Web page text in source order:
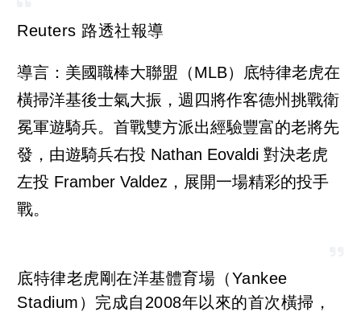
Reuters 路透社報導
導言：美國職棒大聯盟（MLB）底特律老虎在
橫掃洋基後士氣大振，週四將作客德州挑戰衛
冕軍遊騎兵。首戰雙方派出經驗豐富的老將先
發，由遊騎兵右投 Nathan Eovaldi 對決老虎
左投 Framber Valdez，展開一場精彩的投手
戰。
底特律老虎剛在洋基體育場（Yankee
Stadium）完成自2008年以來的首次橫掃，